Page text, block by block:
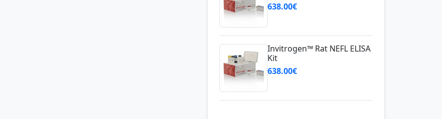
638.00€
Invitrogen™ Rat NEFL ELISA
Kit
638.00€